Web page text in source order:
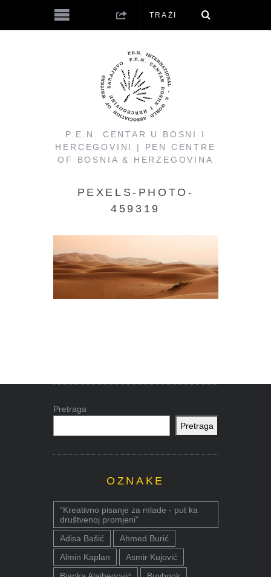
P.E.N. CENTAR U BOSNI I
HERCEGOVINI | PEN CENTRE
OF BOSNIA & HERZEGOVINA
PEXELS-PHOTO-
459319
Pretraga
Pretraga
OZNAKE
"Kreativno pisanje za mlade - put ka
društvenoj promjeni"
Adisa Bašić
Ahmed Burić
Almin Kaplan
Asmir Kujović